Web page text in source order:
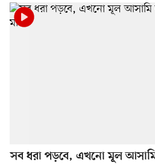
সব ধরা পড়বে, এখনো মূল